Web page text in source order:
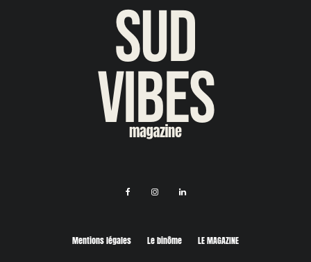
Mentions légales Le binôme LE MAGAZINE